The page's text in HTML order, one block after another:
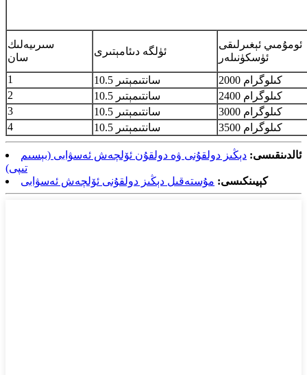
سىرىيەلىك
سان
ئۈلگە دىئامېتىرى
ئومۇمىي ئېغىرلىقى
ئۈسكۈنىلەر
1
10.5 سانتىمېتىر
2000 كىلوگرام
2
10.5 سانتىمېتىر
2400 كىلوگرام
3
10.5 سانتىمېتىر
3000 كىلوگرام
4
10.5 سانتىمېتىر 3500 كىلوگرام
ئالدىنقىسى: دېڭىز دولقۇنى ۋە دولقۇن ئۆلچەش ئەسۋابى (بېسىم
تىپى)
كېيىنكىسى: مۇستەقىل دېڭىز دولقۇنى ئۆلچەش ئەسۋابى